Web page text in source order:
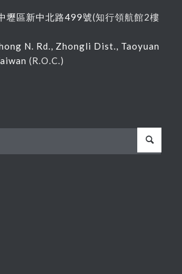
壢區新中北路499號(知行領航館2樓
N. Rd., Zhongli Dist., Taoyuan
(R.O.C.)